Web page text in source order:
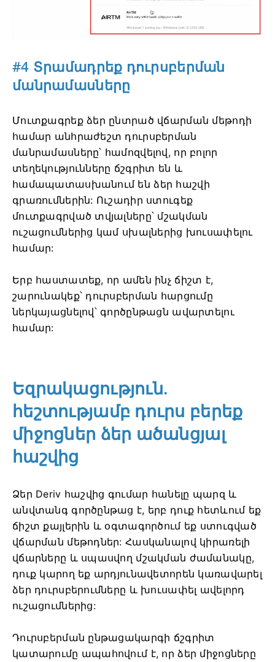
#4 Տրամադրեք դուրսբերման
մանրամասները
Մուտքագրեք ձեր ընտրած վճարման մեթոդի
համար անհրաժեշտ դուրսբերման
մանրամասները՝ համոզվելով, որ բոլոր
տեղեկությունները ճշգրիտ են և
համապատասխանում են ձեր հաշվի
գրառումներին: Ուշադիր ստուգեք
մուտքագրված տվյալները՝ մշակման
ուշացումներից կամ սխալներից խուսափելու
համար:
Երբ հաստատեք, որ ամեն ինչ ճիշտ է,
շարունակեք՝ դուրսբերման հարցումը
ներկայացնելով՝ գործընթացն ավարտելու
համար:
Եզրակացություն.
հեշտությամբ դուրս բերեք
միջոցներ ձեր ածանցյալ
հաշվից
Ձեր Deriv հաշվից գումար հանելը պարզ և
անվտանգ գործընթաց է, երբ դուք հետևում եք
ճիշտ քայլերին և օգտագործում եք ստուգված
վճարման մեթոդներ: Հասկանալով կիրառելի
վճարները և սպասվող մշակման ժամանակը,
դուք կարող եք արդյունավետորեն կառավարել
ձեր դուրսբերումները և խուսափել ավելորդ
ուշացումներից:
Դուրսբերման ընթացակարգի ճշգրիտ
կատարումը ապահովում է, որ ձեր միջոցները